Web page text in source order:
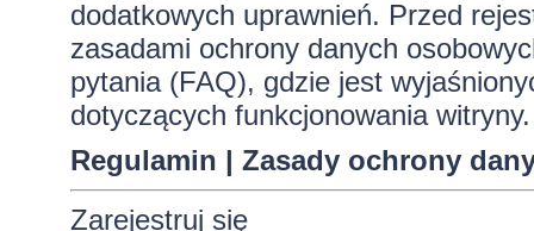
dodatkowych uprawnień. Przed
zasadami ochrony danych
pytania (FAQ), gdzie jest
dotyczących funkcjonowania witryny.
Regulamin | Zasady ochrony
Zarejestruj się